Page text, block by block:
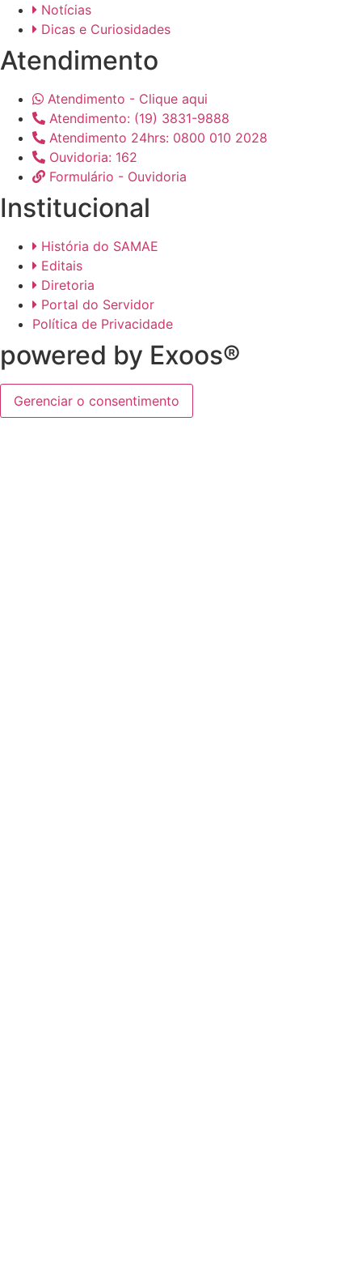
Notícias
Dicas e Curiosidades
Atendimento
Atendimento - Clique aqui
Atendimento: (19) 3831-9888
Atendimento 24hrs: 0800 010 2028
Ouvidoria: 162
Formulário - Ouvidoria
Institucional
História do SAMAE
Editais
Diretoria
Portal do Servidor
Política de Privacidade
powered by Exoos®
Gerenciar o consentimento